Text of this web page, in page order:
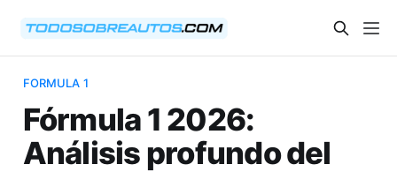
FORMULA 1
Fórmula 1 2026:
Análisis profundo del